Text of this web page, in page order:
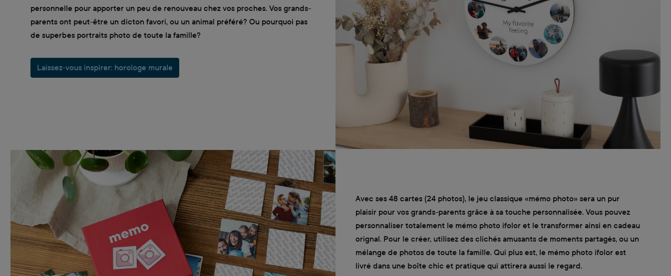
personnelle pour apporter un peu de renouveau chez vos proches. Vos grands-
parents ont peut-être un dicton favori, ou un animal préféré? Ou pourquoi pas
de superbes portraits photo de toute la famille?
Laissez-vous inspirer: horologe murale
Avec ses 48 cartes (24 photos), le jeu classique «mémo photo» sera un pur
plaisir pour vos grands-parents grâce à sa touche personnalisée. Vous pouvez
personnaliser totalement le mémo photo ifolor et le transformer ainsi en cadeau
orignal. Pour le créer, utilisez des clichés amusants de moments partagés, ou un
mélange de photos de toute la famille. Qui plus est, le mémo photo ifolor est
livré dans une boîte chic et pratique qui attirera aussi le regard.